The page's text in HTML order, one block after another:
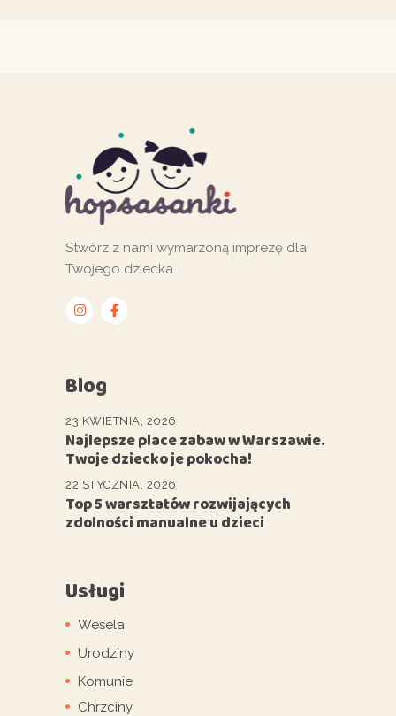
Stwórz z nami wymarzoną imprezę dla
Twojego dziecka.
Blog
23 KWIETNIA, 2026
Najlepsze place zabaw w Warszawie.
Twoje dziecko je pokocha!
22 STYCZNIA, 2026
Top 5 warsztatów rozwijających
zdolności manualne u dzieci
Usługi
Wesela
Urodziny
Komunie
Chrzciny